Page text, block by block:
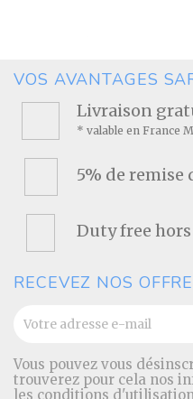
VOS AVANTAGES
Livraison
* valable en France
5% de remise
Duty free
RECEVEZ NOS
Vous pouvez vous
trouverez pour cela nos
les conditions